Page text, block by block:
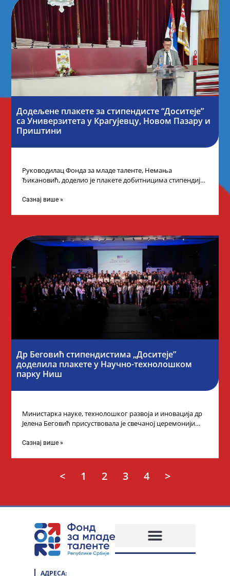
Додељене плакете за стипендисте “Доситеје”
са Универзитета у Крагујевцу, Новом Пазару и
Приштини
Руководилац Фонда за младе таленте, Немања
Ђикановић, доделио је плакете добитницима стипендије
Сазнај више »
Др Беговић стипендистима „Доситеје”
доделила плакете у Научно-технолошком
парку Ниш
Министарка науке, технолошког развоја и иновација др
Јелена Беговић присуствовала је свечаној церемонији
„Доситеја” Фонда
Сазнај више »
< 1 2 3 4 >
АДРЕСА: